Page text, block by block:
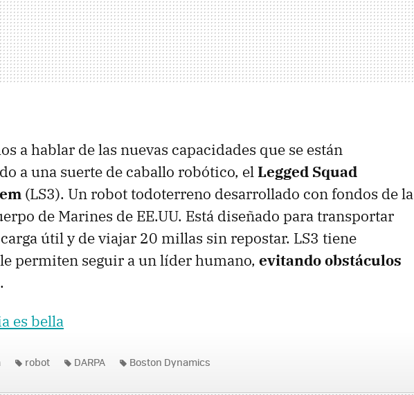
a hablar de las nuevas capacidades que se están
a una suerte de caballo robótico, elLegged Squad
(LS3). Un robot todoterreno desarrollado con fondos de la
de Marines de EE.UU. Está diseñado para transportar
útil y de viajar 20 millas sin repostar. LS3 tiene
permiten seguir a un líder humano, evitando obstáculos
.
es bella
robot DARPA Boston Dynamics